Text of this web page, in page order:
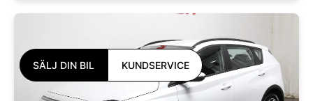
SÄLJ DIN BIL KUNDSERVICE